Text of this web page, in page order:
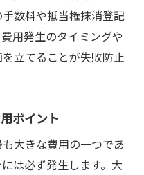
数料や抵当権抹消登記
用発生のタイミングや
立てることが失敗防止
ポイント
大きな費用の一つであ
は必ず発生します。大